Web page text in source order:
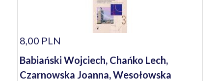
8,00 PLN
Babiański Wojciech, Chańko Lech,
Czarnowska Joanna, Wesołowska